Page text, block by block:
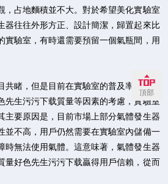
，占地麵積並不大。對於希望美化實驗室
器往往外形方正、設計簡潔，歸置起來比
實驗室，有時還需要預留一個氣瓶間，用
睹，但是目前在實驗室的普及率還不算
先生污污下载質量等因素的考慮，實驗室
主要原因是，目前市場上部分氣體發生器
並不高，用戶仍然需要在實驗室內儲備一
時無法使用氣體。這意味著，氣體發生器
量好色先生污污下载贏得用戶信賴，從而
頂部